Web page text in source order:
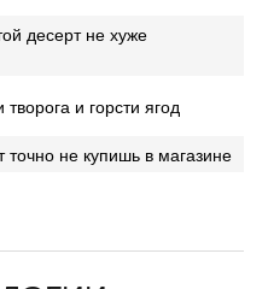
десерт не хуже
и горсти ягод
не купишь в магазине